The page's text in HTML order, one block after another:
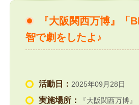
『大阪関西万博』「
智で劇をしたよ♪
活動日： 2025年09月28日
実施場所： 『大阪関西万博